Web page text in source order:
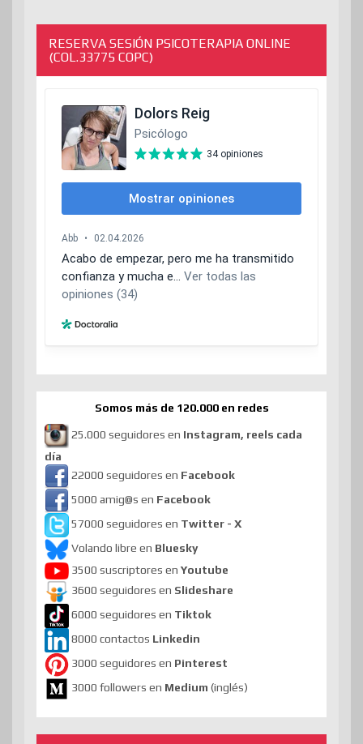
RESERVA SESIÓN PSICOTERAPIA ONLINE
(COL.33775 COPC)
Somos más de 120.000 en redes
25.000 seguidores en Instagram, reels cada
día
22000 seguidores en Facebook
5000 amig@s en Facebook
57000 seguidores en Twitter - X
Volando libre en Bluesky
3500 suscriptores en Youtube
3600 seguidores en Slideshare
6000 seguidores en Tiktok
8000 contactos Linkedin
3000 seguidores en Pinterest
3000 followers en Medium (inglés)